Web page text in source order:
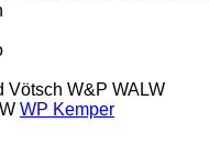
Vötsch W&P WALW
WP Kemper